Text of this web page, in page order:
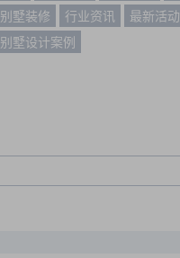
别墅装修 行业资讯 最新活动
别墅设计案例